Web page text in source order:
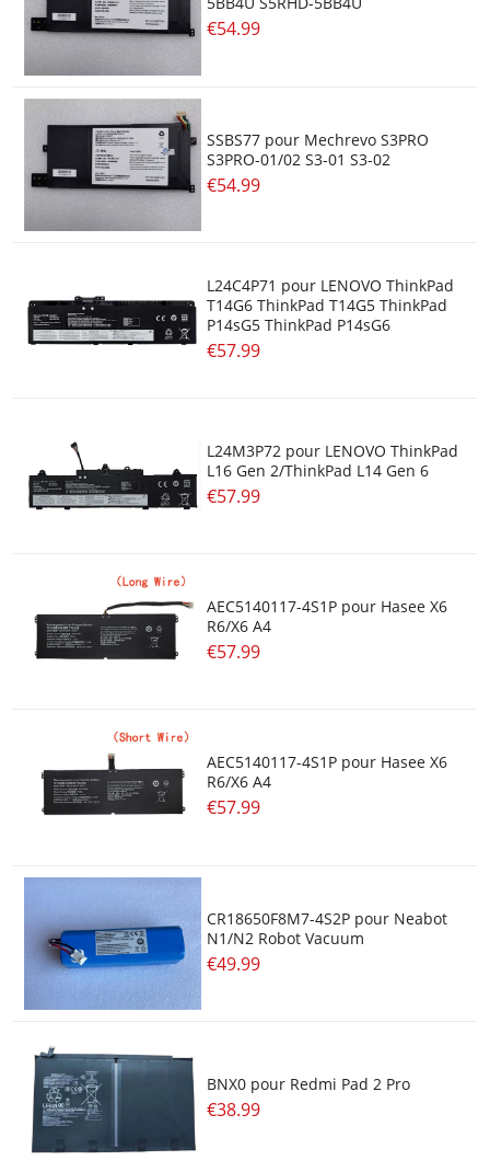
Batterie Lithium
Batterie Ni-Cd
Batterie Ni-Mh
Batterie Pour Lecteur De Codes-Barres
Batterie Li-Ion
Batterie Au Plomb
Batteries De Flash
€54.99
SSBS77 pour Mechrevo S3PRO
S3PRO-01/02 S3-01 S3-02
€54.99
L24C4P71 pour LENOVO ThinkPad
T14G6 ThinkPad T14G5 ThinkPad
P14sG5 ThinkPad P14sG6
€57.99
L24M3P72 pour LENOVO ThinkPad
L16 Gen 2/ThinkPad L14 Gen 6
€57.99
AEC5140117-4S1P pour Hasee X6
R6/X6 A4
€57.99
AEC5140117-4S1P pour Hasee X6
R6/X6 A4
€57.99
CR18650F8M7-4S2P pour Neabot
N1/N2 Robot Vacuum
€49.99
BNX0 pour Redmi Pad 2 Pro
€38.99